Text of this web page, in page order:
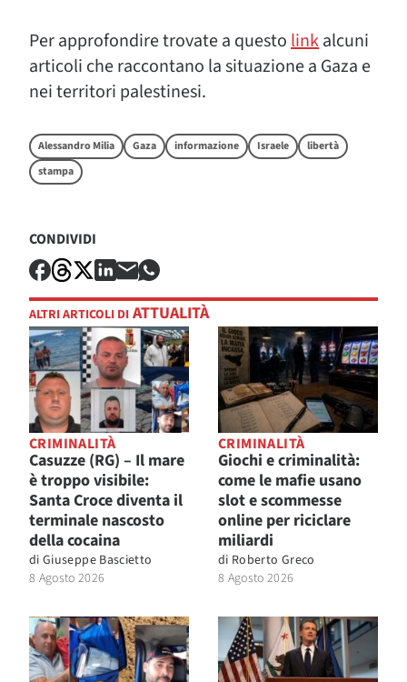
Per approfondire trovate a questolinkalcuni
articoli che raccontano la situazione a Gaza e
nei territori palestinesi.
Alessandro Milia Gaza informazione Israele
libertà
stampa
CONDIVIDI
ALTRI ARTICOLI DI ATTUALITÀ
CRIMINALITÀ
Casuzze (RG) – Il mare
è troppo visibile:
Santa Croce diventa il
terminale nascosto
della cocaina
di Giuseppe Bascietto
8 Agosto 2026
CRIMINALITÀ
Giochi e criminalità:
come le mafie usano
slot e scommesse
online per riciclare
miliardi
di Roberto Greco
8 Agosto 2026